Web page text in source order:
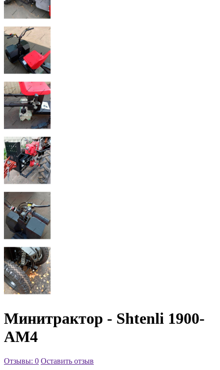
Минитрактор - Shtenli 1900-
АМ4
Отзывы: 0 Оставить отзыв